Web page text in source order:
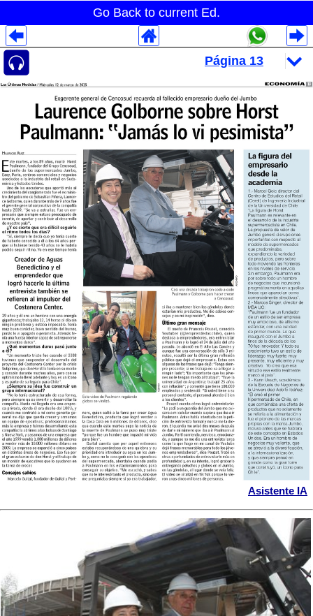
Go Back to current Ed.
Asistente IA
Despliegues Analytics
Despliegues Totales
Despliegues por Rubros